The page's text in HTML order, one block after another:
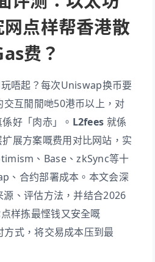
点样帮香港散
费？
唔起？每次Uniswap换币要
互閒閒哋50港币以上，对
好「肉赤」。 L2fees 就係
展方案嘅费用对比网站，实
、Base、zkSync等十
、合约部署成本。本文会深
、评估方法，并结合2026
样拣最悭钱又安全嘅
式，将交易成本压到最